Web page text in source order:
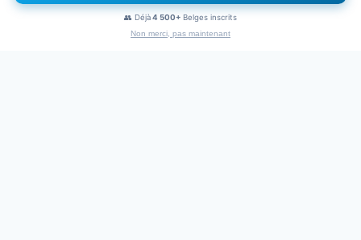
×
Naviguez sans pub👥 Déjà4 500+ Belges inscrits
Non merci, pas maintenant